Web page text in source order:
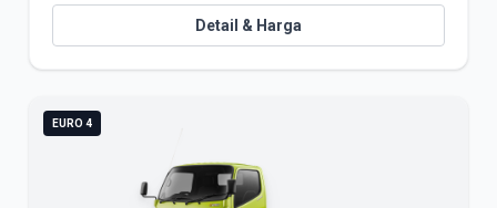
Detail & Harga
EURO 4